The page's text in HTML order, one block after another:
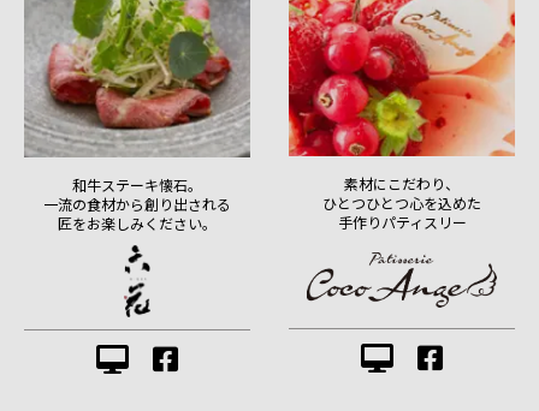
和牛ステーキ懐石。
一流の食材から創り出される
匠をお楽しみください。
素材にこだわり、
ひとつひとつ心を込めた
手作りパティスリー